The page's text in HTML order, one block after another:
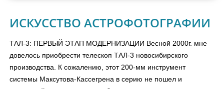
ИСКУССТВО АСТРОФОТОГРАФИИ
ТАЛ-3: ПЕРВЫЙ ЭТАП МОДЕРНИЗАЦИИ Весной 2000г. мне
довелось приобрести телескоп ТАЛ-3 новосибирского
производства. К сожалению, этот 200-мм инструмент
системы Максутова-Кассегрена в серию не пошел и